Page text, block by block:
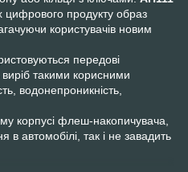
цифрового продукту образ
користувачів новим
передові
виріб такими корисними
водонепроникність,
корпусі флеш-накопичувача,
в автомобілі, так і не завадить